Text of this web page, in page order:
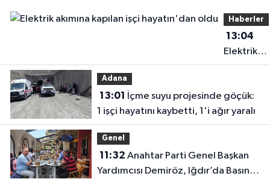
Haberler
13:04
Elektrik
akımına
oldu
Adana
13:01
1 işçi hayatını kaybetti, 1'i ağır yaralı
Genel
11:32
Yardımcısı Demiröz, Iğdır’da Basın